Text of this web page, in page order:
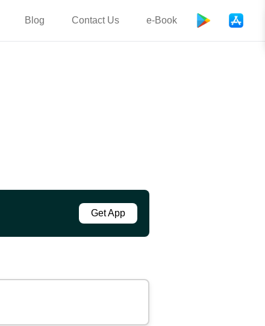
Blog Contact Us e-Book
Get App